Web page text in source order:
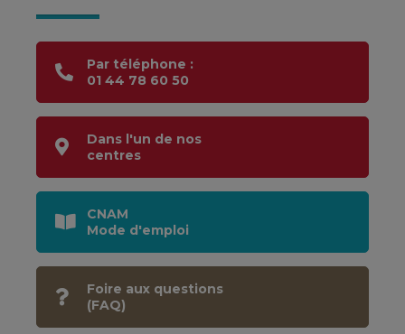
Par téléphone :
01 44 78 60 50
Dans l'un de nos
centres
CNAM
Mode d'emploi
Foire aux questions
(FAQ)